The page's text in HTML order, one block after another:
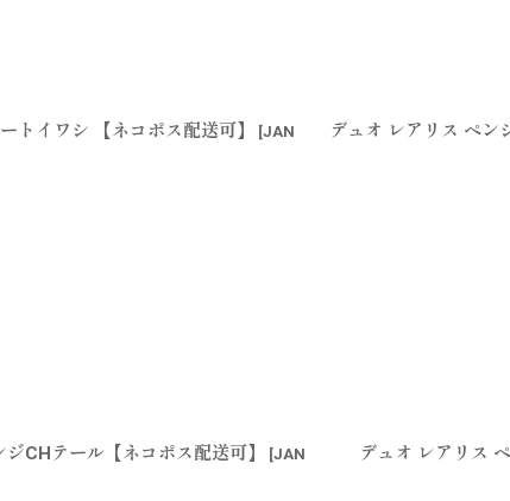
トイワシ 【ネコポス配送可】 [JAN
デュオ レアリス ペン
CHテール【ネコポス配送可】 [JAN
デュオ レアリス